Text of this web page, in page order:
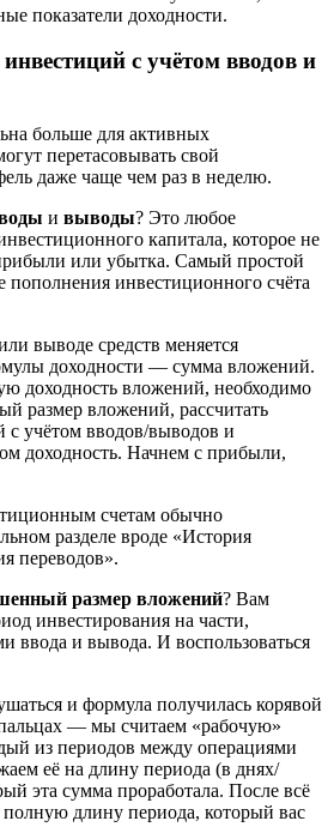
показатели доходности.
с учётом вводов и
больше для активных
перетасовывать свой
даже чаще чем раз в неделю.
и выводы? Это любое
капитала, которое не
или убытка. Самый простой
инвестиционного счёта
выводе средств меняется
доходности — сумма вложений.
доходность вложений, необходимо
размер вложений, рассчитать
с учётом вводов/выводов и
доходность. Начнем с прибыли,
счетам обычно
разделе вроде «История
переводов».
размер вложений? Вам
инвестирования на части,
ввода и вывода. И воспользоваться
и формула получилась корявой
— мы считаем «рабочую»
из периодов между операциями
её на длину периода (в днях/
эта сумма проработала. После всё
длину периода, который вас